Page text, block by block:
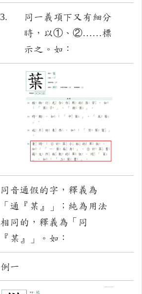
3.
同一義項下又有細分
時，以①、②……標
示之。如：
同音通假的字，釋義為
「通『某』」；純為用法
相同的，釋義為「同
『某』」。如：
例一